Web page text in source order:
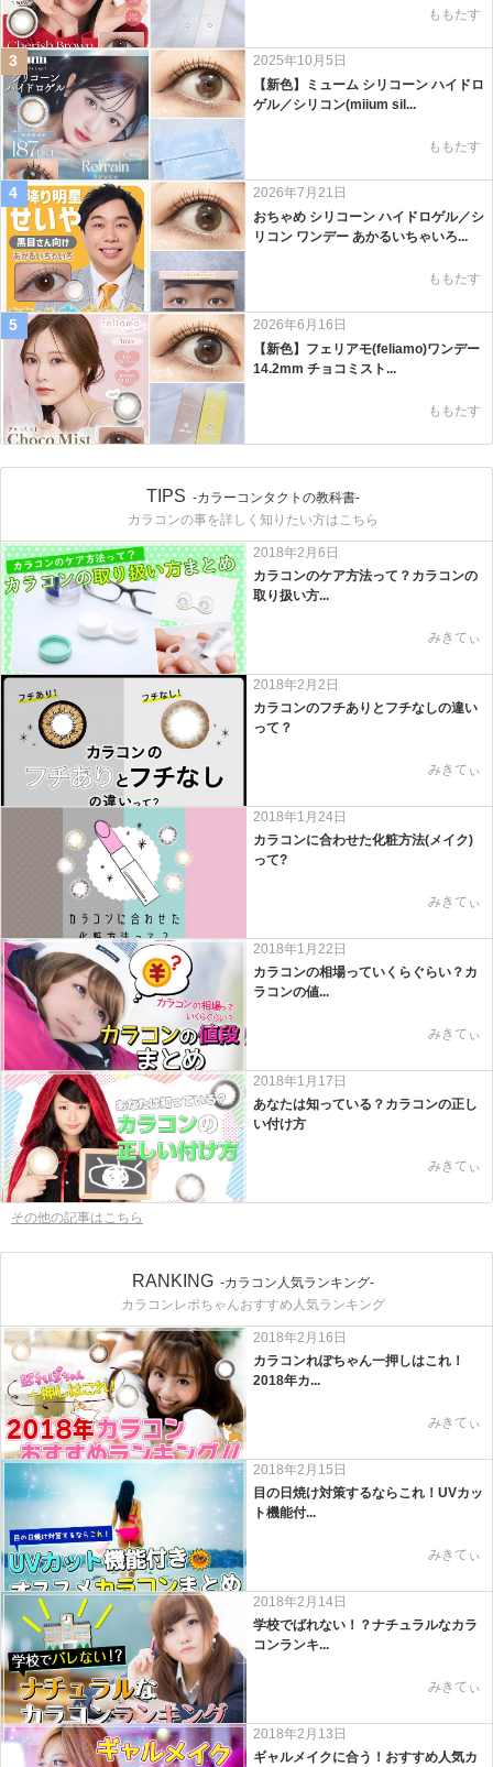
ももたす
3
2025年10月5日
【新色】ミューム シリコーン ハイドロ
ゲル／シリコン(miium sil...
ももたす
4
2026年7月21日
おちゃめ シリコーン ハイドロゲル／シ
リコン ワンデー あかるいちゃいろ...
ももたす
5
2026年6月16日
【新色】フェリアモ(feliamo)ワンデー
14.2mm チョコミスト...
ももたす
TIPS -カラーコンタクトの教科書-
カラコンの事を詳しく知りたい方はこちら
2018年2月6日
カラコンのケア方法って？カラコンの
取り扱い方...
みきてぃ
2018年2月2日
カラコンのフチありとフチなしの違い
って？
みきてぃ
2018年1月24日
カラコンに合わせた化粧方法(メイク)
って?
みきてぃ
2018年1月22日
カラコンの相場っていくらぐらい？カ
ラコンの値...
みきてぃ
2018年1月17日
あなたは知っている？カラコンの正し
い付け方
みきてぃ
その他の記事はこちら
RANKING -カラコン人気ランキング-
カラコンレポちゃんおすすめ人気ランキング
2018年2月16日
カラコンれぽちゃん一押しはこれ！
2018年カ...
みきてぃ
2018年2月15日
目の日焼け対策するならこれ！UVカッ
ト機能付...
みきてぃ
2018年2月14日
学校でばれない！？ナチュラルなカラ
コンランキ...
みきてぃ
2018年2月13日
ギャルメイクに合う！おすすめ人気カ